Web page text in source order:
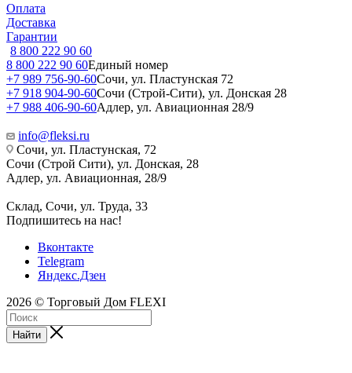
Оплата
Доставка
Гарантии
8 800 222 90 60
8 800 222 90 60Единый номер
+7 989 756-90-60Сочи, ул. Пластунская 72
+7 918 904-90-60Сочи (Строй-Сити), ул. Донская 28
+7 988 406-90-60Адлер, ул. Авиационная 28/9
info@fleksi.ru
Сочи, ул. Пластунская, 72
Сочи (Строй Сити), ул. Донская, 28
Адлер, ул. Авиационная, 28/9
Склад, Сочи, ул. Труда, 33
Подпишитесь на нас!
Вконтакте
Telegram
Яндекс.Дзен
2026 © Торговый Дом FLEXI
Найти